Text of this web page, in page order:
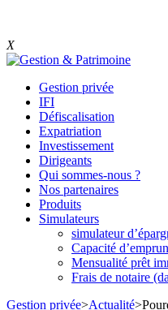
X
Gestion privée
IFI
Défiscalisation
Expatriation
Investissement
Dirigeants
Qui sommes-nous ?
Nos partenaires
Produits
Simulateurs
simulateur
Capacité
Mensualité prêt
Frais de notaire
Gestion privée>Actualité>